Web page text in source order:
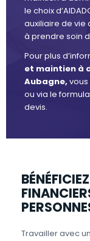
le choix
auxiliaire de
à prendre soin
Pour plus
et maintien à
Aubagne,
ou via le
devis.
Travailler avec